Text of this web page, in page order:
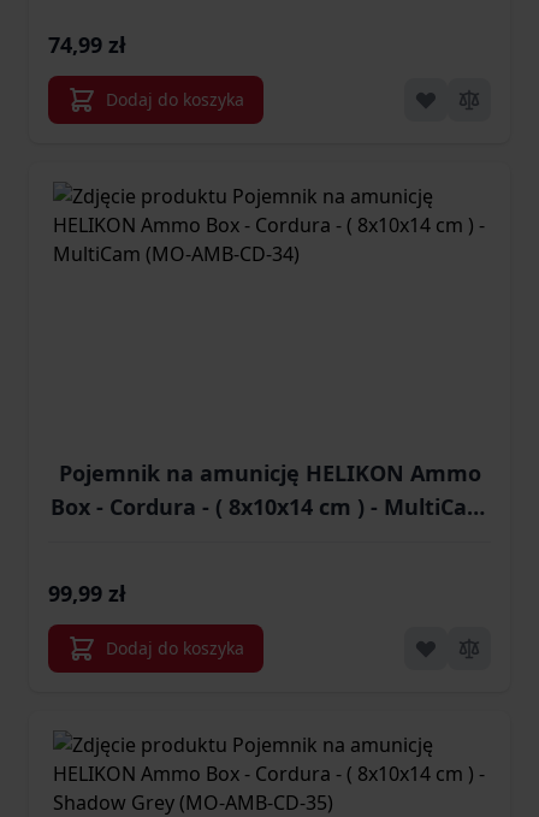
74,99 zł
Dodaj do koszyka
Pojemnik na amunicję HELIKON Ammo
Box - Cordura - ( 8x10x14 cm ) - MultiCam
99,99 zł
Dodaj do koszyka